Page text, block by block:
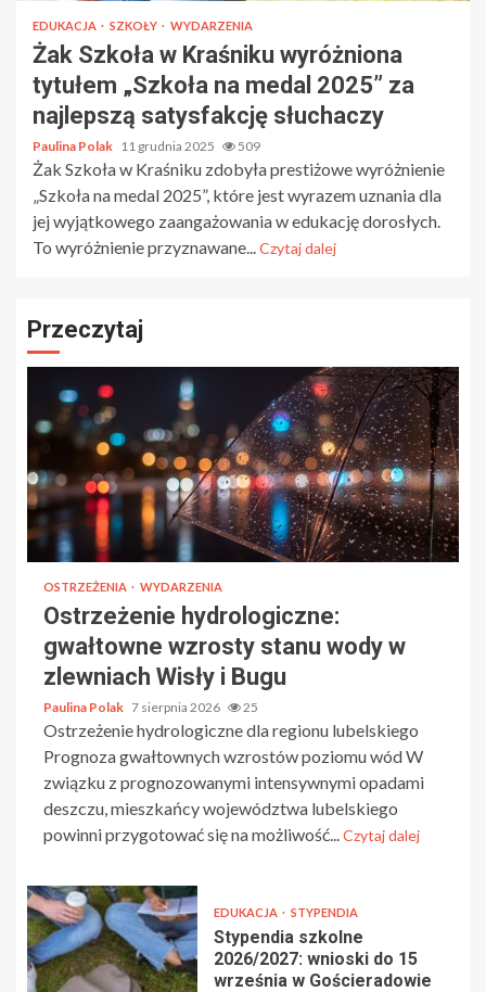
EDUKACJA SZKOŁY WYDARZENIA
Żak Szkoła w Kraśniku wyróżniona
tytułem „Szkoła na medal 2025” za
najlepszą satysfakcję słuchaczy
Paulina Polak 11 grudnia 2025 509
Żak Szkoła w Kraśniku zdobyła prestiżowe wyróżnienie
„Szkoła na medal 2025”, które jest wyrazem uznania dla
jej wyjątkowego zaangażowania w edukację dorosłych.
To wyróżnienie przyznawane...Czytaj dalej
Przeczytaj
OSTRZEŻENIA WYDARZENIA
Ostrzeżenie hydrologiczne:
gwałtowne wzrosty stanu wody w
zlewniach Wisły i Bugu
Paulina Polak 7 sierpnia 2026 25
Ostrzeżenie hydrologiczne dla regionu lubelskiego
Prognoza gwałtownych wzrostów poziomu wód W
związku z prognozowanymi intensywnymi opadami
deszczu, mieszkańcy województwa lubelskiego
powinni przygotować się na możliwość...Czytaj dalej
EDUKACJA STYPENDIA
Stypendia szkolne
2026/2027: wnioski do 15
września w Gościeradowie